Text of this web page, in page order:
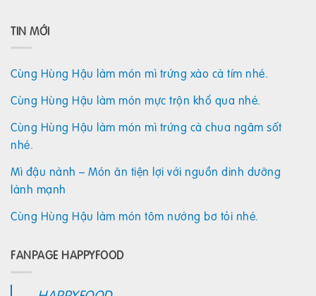
TIN MỚI
Cùng Hùng Hậu làm món mì trứng xào cà tím nhé.
Cùng Hùng Hậu làm món mực trộn khổ qua nhé.
Cùng Hùng Hậu làm món mì trứng cà chua ngâm sốt
nhé.
Mì đậu nành – Món ăn tiện lợi với nguồn dinh dưỡng
lành mạnh
Cùng Hùng Hậu làm món tôm nướng bơ tỏi nhé.
FANPAGE HAPPYFOOD